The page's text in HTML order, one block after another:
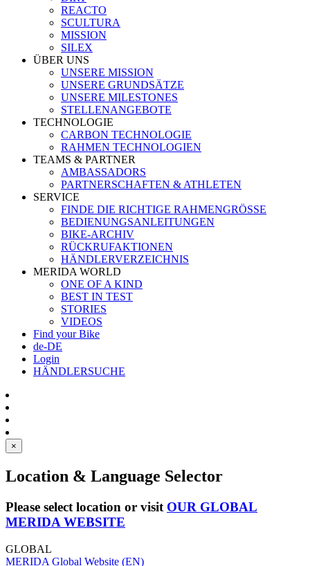
REACTO
SCULTURA
MISSION
SILEX
ÜBER UNS
UNSERE MISSION
UNSERE GRUNDSÄTZE
UNSERE MILESTONES
STELLENANGEBOTE
TECHNOLOGIE
CARBON TECHNOLOGIE
RAHMEN TECHNOLOGIEN
TEAMS & PARTNER
AMBASSADORS
PARTNERSCHAFTEN & ATHLETEN
SERVICE
FINDE DIE RICHTIGE RAHMENGRÖSSE
BEDIENUNGSANLEITUNGEN
BIKE-ARCHIV
RÜCKRUFAKTIONEN
HÄNDLERVERZEICHNIS
MERIDA WORLD
ONE OF A KIND
BEST IN TEST
STORIES
VIDEOS
Find your Bike
de-DE
Login
HÄNDLERSUCHE
×
Location & Language Selector
Please select location or visit OUR GLOBAL
MERIDA WEBSITE
GLOBAL
MERIDA Global Website (EN)